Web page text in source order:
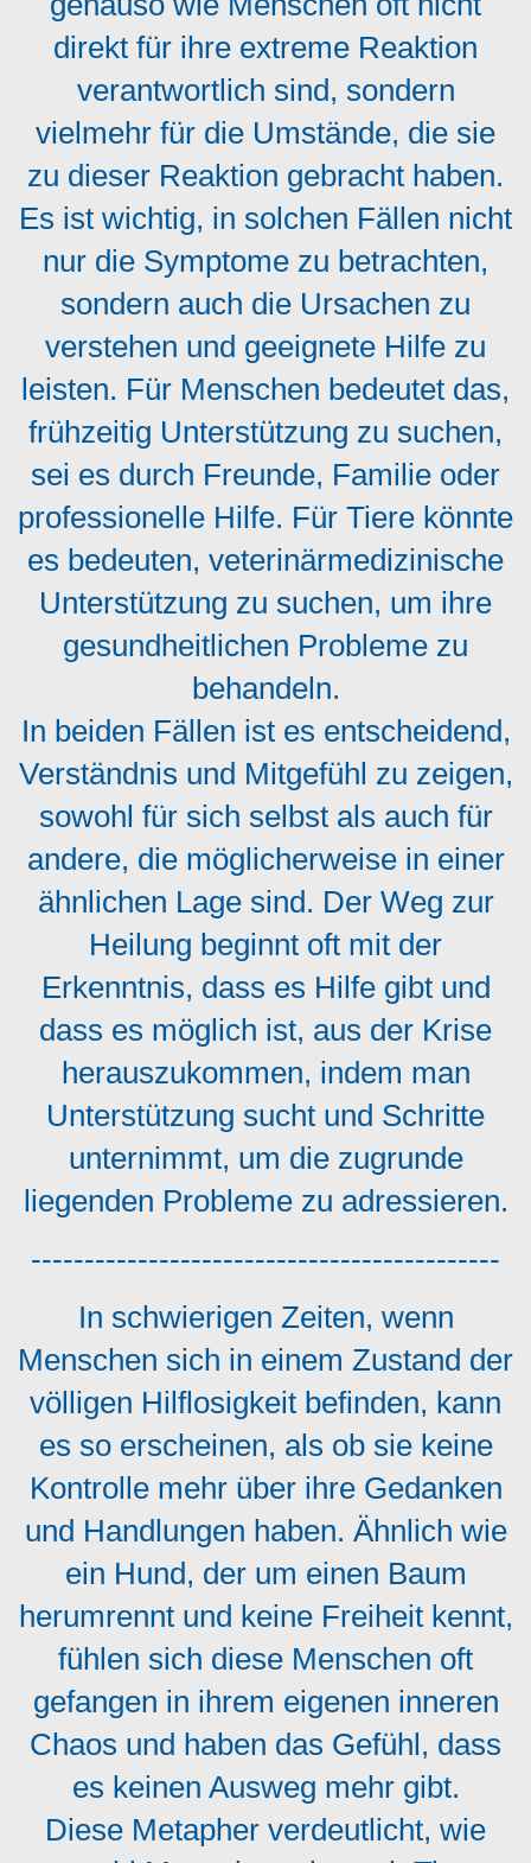
direkt für ihre extreme Reaktion
verantwortlich sind, sondern
vielmehr für die Umstände, die sie
zu dieser Reaktion gebracht haben.
Es ist wichtig, in solchen Fällen nicht
nur die Symptome zu betrachten,
sondern auch die Ursachen zu
verstehen und geeignete Hilfe zu
leisten. Für Menschen bedeutet das,
frühzeitig Unterstützung zu suchen,
sei es durch Freunde, Familie oder
professionelle Hilfe. Für Tiere könnte
es bedeuten, veterinärmedizinische
Unterstützung zu suchen, um ihre
gesundheitlichen Probleme zu
behandeln.
In beiden Fällen ist es entscheidend,
Verständnis und Mitgefühl zu zeigen,
sowohl für sich selbst als auch für
andere, die möglicherweise in einer
ähnlichen Lage sind. Der Weg zur
Heilung beginnt oft mit der
Erkenntnis, dass es Hilfe gibt und
dass es möglich ist, aus der Krise
herauszukommen, indem man
Unterstützung sucht und Schritte
unternimmt, um die zugrunde
liegenden Probleme zu adressieren.
--------------------------------------------
In schwierigen Zeiten, wenn
Menschen sich in einem Zustand der
völligen Hilflosigkeit befinden, kann
es so erscheinen, als ob sie keine
Kontrolle mehr über ihre Gedanken
und Handlungen haben. Ähnlich wie
ein Hund, der um einen Baum
herumrennt und keine Freiheit kennt,
fühlen sich diese Menschen oft
gefangen in ihrem eigenen inneren
Chaos und haben das Gefühl, dass
es keinen Ausweg mehr gibt.
Diese Metapher verdeutlicht, wie